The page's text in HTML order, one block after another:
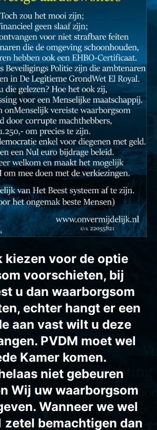
kiezen voor de optie
voorschieten, bij
u dan waarborgsom
echter hangt er een
aan vast wilt u deze
PVDM moet wel
Kamer komen.
niet gebeuren
Wij uw waarborgsom
Wanneer we wel
zetel bemachtigen dan